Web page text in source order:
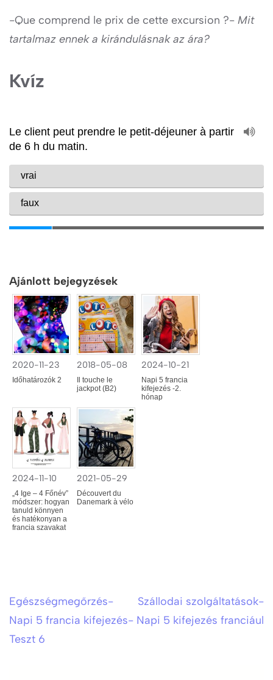
-Que comprend le prix de cette excursion ?- Mit
tartalmaz ennek a kirándulásnak az ára?
Kvíz
Ajánlott bejegyzések
2020-11-23
Időhatározók 2
2018-05-08
Il touche le
jackpot (B2)
2024-10-21
Napi 5 francia
kifejezés -2.
hónap
2024-11-10
„4 Ige – 4 Főnév”
módszer: hogyan
tanuld könnyen
és hatékonyan a
francia szavakat
2021-05-29
Découvert du
Danemark à vélo
Bejegyzés
navigáció
Egészségmegőrzés-
Napi 5 francia kifejezés-
Teszt 6
Szállodai szolgáltatások-
Napi 5 kifejezés franciául